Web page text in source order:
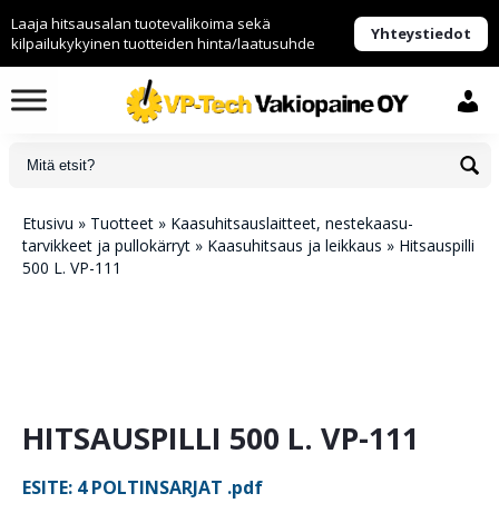
Laaja hitsausalan tuotevalikoima sekä
kilpailukykyinen tuotteiden hinta/laatusuhde
Yhteystiedot
Etusivu » Tuotteet » Kaasuhitsaus­laitteet, nestekaasu­
tarvikkeet ja pullokärryt » Kaasuhitsaus ja leikkaus » Hitsauspilli
500 L. VP-111
HITSAUSPILLI 500 L. VP-111
ESITE: 4 POLTINSARJAT .pdf